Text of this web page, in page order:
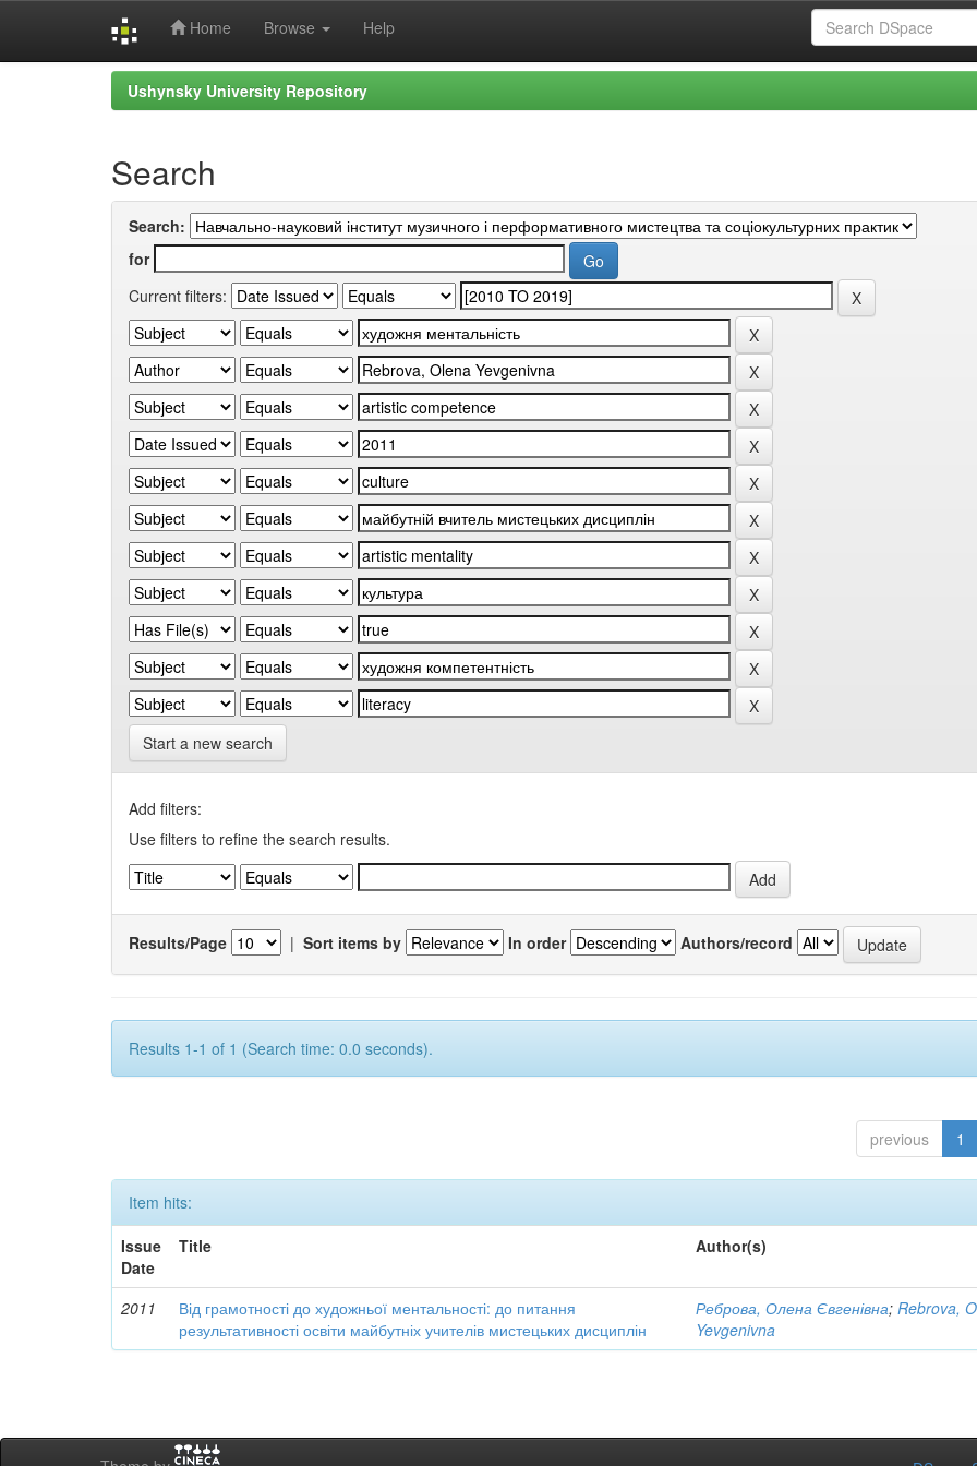
Home Browse Help
Ushynsky University Repository
Search
Search:
for
Current filters:
Start a new search
Add filters:
Use filters to refine the search results.
Results/Page | Sort items by In order Authors/record
Results 1-1 of 1 (Search time: 0.0 seconds).
previous 1
Item hits:
Issue
Date
Title Author(s)
2011
Від грамотності до художньої ментальності: до питання
результативності освіти майбутніх учителів мистецьких дисциплін
Реброва, Олена Євгенівна;Rebrova,
Yevgenivna